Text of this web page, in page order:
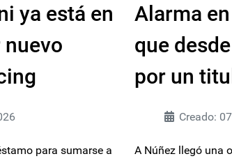
ya está en
nuevo
para sumarse a
Alarma
que
por un
Creado:
A Núñez llegó una